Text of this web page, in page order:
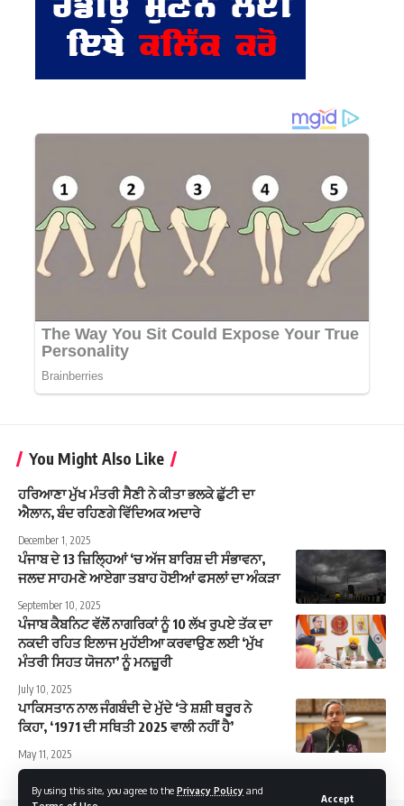
By using this site, you agree to the Privacy Policy and
Accept
You Might Also Like
ਹਰਿਆਣਾ ਮੁੱਖ ਮੰਤਰੀ ਸੈਣੀ ਨੇ ਕੀਤਾ ਭਲਕੇ ਛੁੱਟੀ ਦਾ
ਐਲਾਨ, ਬੰਦ ਰਹਿਣਗੇ ਵਿੱਦਿਅਕ ਅਦਾਰੇ
December 1, 2025
ਪੰਜਾਬ ਦੇ 13 ਜ਼ਿਲ੍ਹਿਆਂ ‘ਚ ਅੱਜ ਬਾਰਿਸ਼ ਦੀ ਸੰਭਾਵਨਾ,
ਜਲਦ ਸਾਹਮਣੇ ਆਏਗਾ ਤਬਾਹ ਹੋਈਆਂ ਫਸਲਾਂ ਦਾ ਅੰਕੜਾ
September 10, 2025
ਪੰਜਾਬ ਕੈਬਨਿਟ ਵੱਲੋਂ ਨਾਗਰਿਕਾਂ ਨੂੰ 10 ਲੱਖ ਰੁਪਏ ਤੱਕ ਦਾ
ਨਕਦੀ ਰਹਿਤ ਇਲਾਜ ਮੁਹੱਈਆ ਕਰਵਾਉਣ ਲਈ ‘ਮੁੱਖ
ਮੰਤਰੀ ਸਿਹਤ ਯੋਜਨਾ’ ਨੂੰ ਮਨਜ਼ੂਰੀ
July 10, 2025
ਪਾਕਿਸਤਾਨ ਨਾਲ ਜੰਗਬੰਦੀ ਦੇ ਮੁੱਦੇ ‘ਤੇ ਸ਼ਸ਼ੀ ਥਰੂਰ ਨੇ
ਕਿਹਾ, ‘1971 ਦੀ ਸਥਿਤੀ 2025 ਵਾਲੀ ਨਹੀਂ ਹੈ’
May 11, 2025